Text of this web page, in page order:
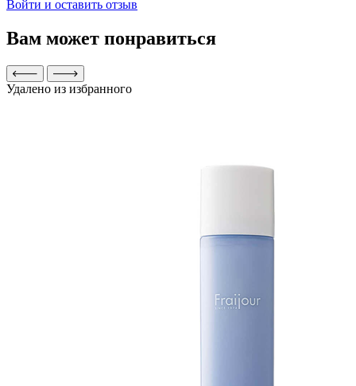
Войти и оставить отзыв
Вам может понравиться
Удалено из избранного